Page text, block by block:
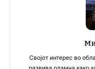
Својот интерес во